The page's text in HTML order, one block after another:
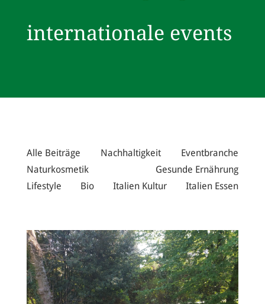
internationale events
Alle Beiträge Nachhaltigkeit
Eventbranche
Naturkosmetik
Gesunde Ernährung
Lifestyle
Bio Italien Kultur Italien Essen